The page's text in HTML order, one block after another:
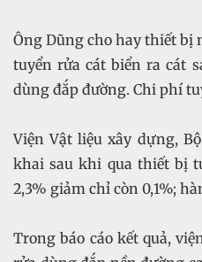
Ông Dũng cho hay thiết bị
tuyển rửa cát biển ra cát
dùng đắp đường. Chi phí
Viện Vật liệu xây dựng,
khai sau khi qua thiết bị
2,3% giảm chỉ còn 0,1%;
Trong báo cáo kết quả,